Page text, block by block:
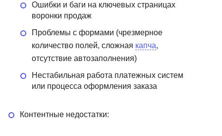
Ошибки и баги на ключевых страницах
воронки продаж
Проблемы с формами (чрезмерное
количество полей, сложная капча,
отсутствие автозаполнения)
Нестабильная работа платежных систем
или процесса оформления заказа
Контентные недостатки: